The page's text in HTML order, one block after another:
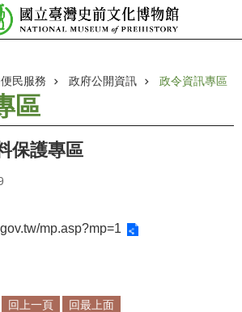
便民服務 政府公開資訊 政令資訊專區
區
保護專區
mp.asp?mp=1
回上一頁 回最上面